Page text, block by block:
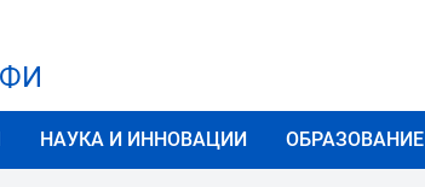
НАУКА И ИННОВАЦИИ ОБРАЗОВАНИЕ